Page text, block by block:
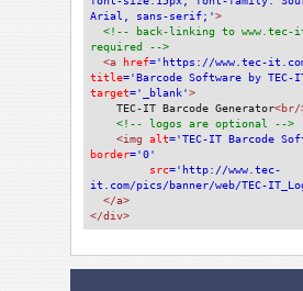
Arial, sans-serif;'>
<!-- back-linking to www.tec-
required -->
<a href='https://www.tec-
title='Barcode Software by TEC-
target='_blank'>
TEC-IT Barcode Generator<br/
<!-- logos are optional -->
<img alt='TEC-IT Barcode
border='0'
src='http://www.tec-
it.com/pics/banner/web/TEC-
</a>
</div>